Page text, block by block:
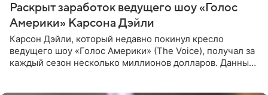
Раскрыт заработок ведущего шоу «Голос
Америки» Карсона Дэйли
Карсон Дэйли, который недавно покинул кресло
ведущего шоу «Голос Америки» (The Voice), получал за
каждый сезон несколько миллионов долларов. Данные